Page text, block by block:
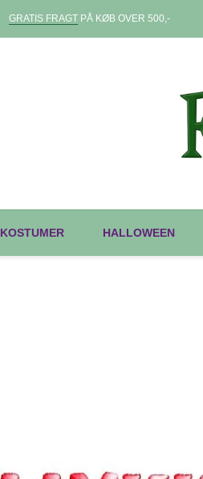
GRATIS FRAGTPÅ KØB OVER 500,-
KOSTUMER HALLOWEEN